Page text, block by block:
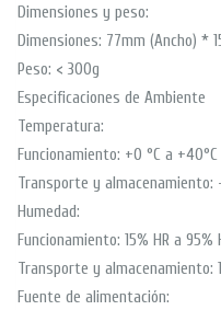
Dimensiones y peso:
Dimensiones: 77mm (Ancho) *
Peso: < 300g
Especificaciones de Ambiente
Temperatura:
Funcionamiento: +0 °C a +40°C
Transporte y almacenamiento:
Humedad:
Funcionamiento: 15% HR a 95%
Transporte y almacenamiento:
Fuente de alimentación: